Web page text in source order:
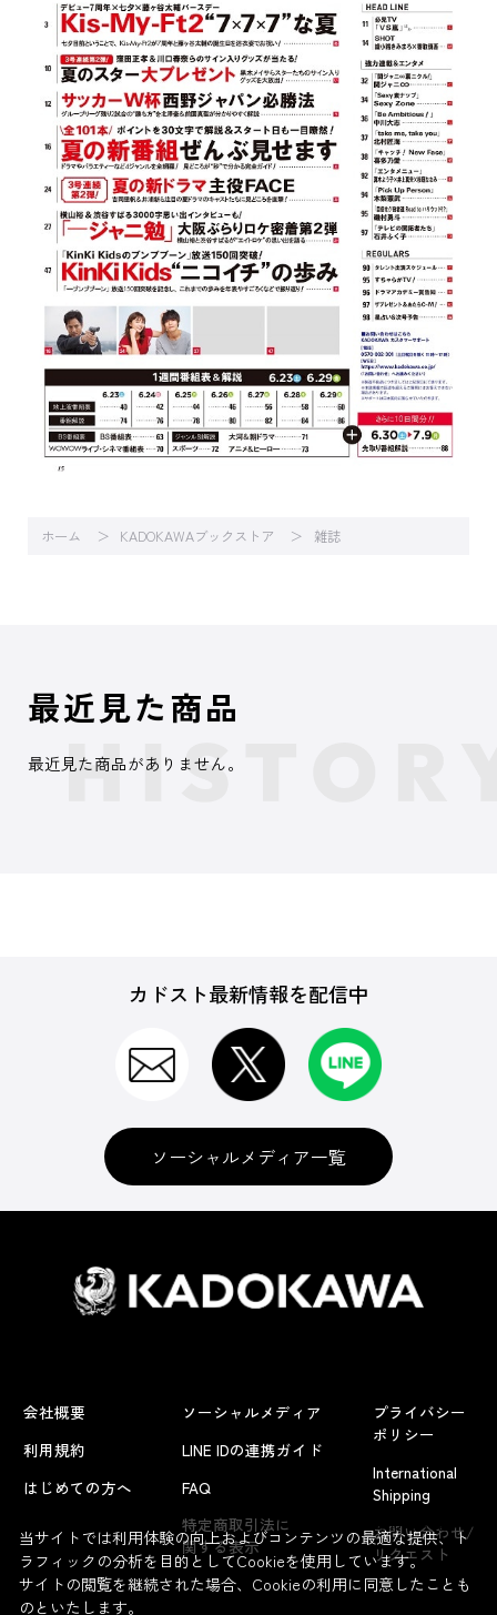
ホーム KADOKAWAブックストア 雑誌
よくあるお問い合わせ
最近見た商品
最近見た商品がありません。
カドスト最新情報を配信中
ソーシャルメディア一覧
会社概要
利用規約
はじめての方へ
ソーシャルメディア
LINE IDの連携ガイド
FAQ
特定商取引法に
関する表示
プライバシー
ポリシー
International
Shipping
お問い合わせ/
リクエスト
当サイトでは利用体験の向上およびコンテンツの最適な提供、ト
ラフィックの分析を目的としてCookieを使用しています。
サイトの閲覧を継続された場合、Cookieの利用に同意したことも
のといたします。